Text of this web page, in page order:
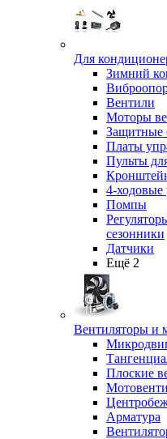
Для
Зимний
Вентили
Моторы
Защитные
Платы
Пульты
4-ходовые
Помпы
сезонники
Датчики
Ещё 2
Вентиляторы и
Плоские
Арматура